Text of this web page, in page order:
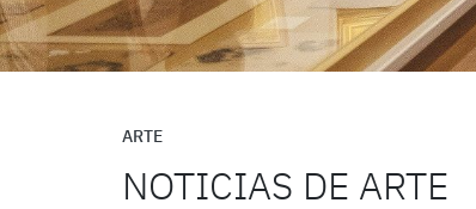
ARTE
NOTICIAS DE ARTE